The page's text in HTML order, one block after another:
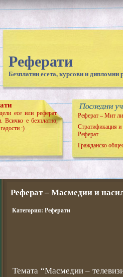
Реферати
Безплатни есета, курсови и дипломни
есе или реферат,
Всичко е безплатно,
:)
Реферат – Мит ли
Стратификация
Реферат
Гражданско
Реферат – Масмедии и
Категория: Реферати
Темата “Масмедии –